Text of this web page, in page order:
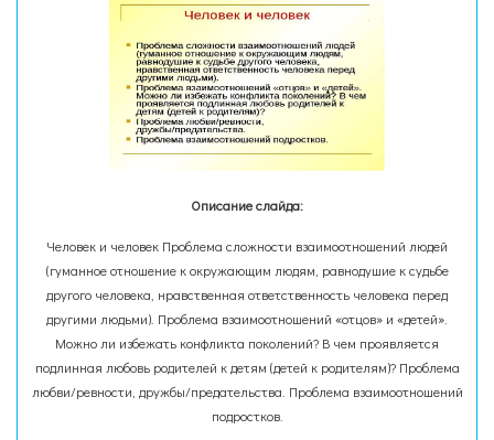
Описание слайда:
Человек и человек Проблема сложности взаимоотношений людей
(гуманное отношение к окружающим людям, равнодушие к судьбе
другого человека, нравственная ответственность человека перед
другими людьми). Проблема взаимоотношений «отцов» и «детей».
Можно ли избежать конфликта поколений? В чем проявляется
подлинная любовь родителей к детям (детей к родителям)? Проблема
любви/ревности, дружбы/предательства. Проблема взаимоотношений
подростков.